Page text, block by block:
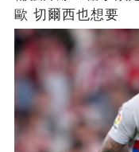
歐 切爾西也想要